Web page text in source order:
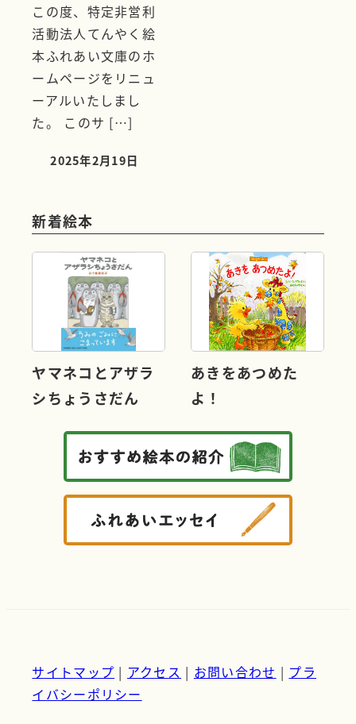
この度、特定非営利
活動法人てんやく絵
本ふれあい文庫のホ
ームページをリニュ
ーアルいたしまし
た。 このサ […]
投稿日
2025年2月19日
新着絵本
ヤマネコとアザラ
シちょうさだん
あきをあつめた
よ！
サイトマップ | アクセス | お問い合わせ | プラ
イバシーポリシー